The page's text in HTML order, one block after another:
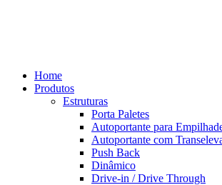
Home
Produtos
Estruturas
Porta Paletes
Autoportante para
Autoportante com
Push Back
Dinâmico
Drive-in / Drive Through